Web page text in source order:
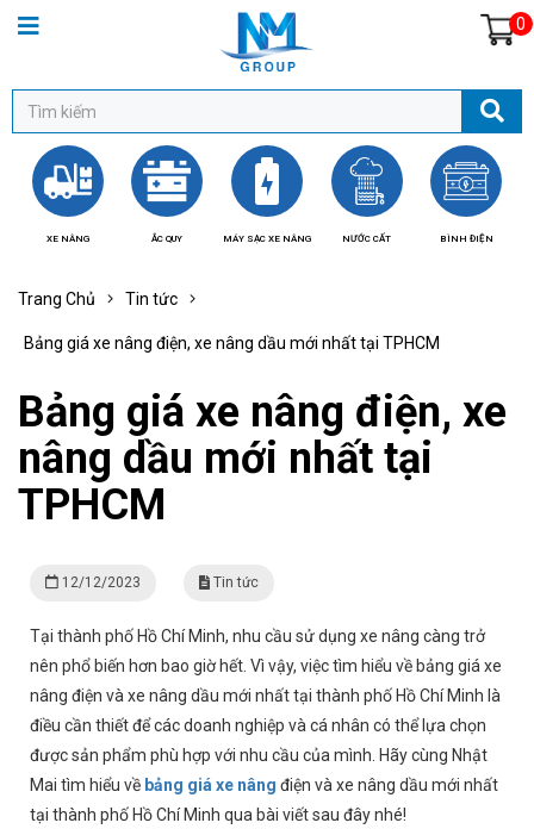
0
XE NÂNG ẮC QUY MÁY SẠC XE NÂNG NƯỚC CẤT BÌNH ĐIỆN
Trang Chủ Tin tức
Bảng giá xe nâng điện, xe nâng dầu mới nhất tại TPHCM
Bảng giá xe nâng điện, xe
nâng dầu mới nhất tại
TPHCM
12/12/2023 Tin tức
Tại thành phố Hồ Chí Minh, nhu cầu sử dụng xe nâng càng trở
nên phổ biến hơn bao giờ hết. Vì vậy, việc tìm hiểu về bảng giá xe
nâng điện và xe nâng dầu mới nhất tại thành phố Hồ Chí Minh là
điều cần thiết để các doanh nghiệp và cá nhân có thể lựa chọn
được sản phẩm phù hợp với nhu cầu của mình. Hãy cùng Nhật
Mai tìm hiểu về bảng giá xe nâng điện và xe nâng dầu mới nhất
tại thành phố Hồ Chí Minh qua bài viết sau đây nhé!